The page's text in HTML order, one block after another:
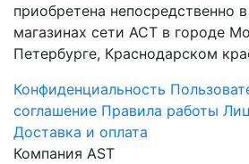
приобретена непосредственно
магазинах сети АСТ в городе
Петербурге, Краснодарском
Конфиденциальность
соглашение Правила работы
Доставка и оплата
Компания AST